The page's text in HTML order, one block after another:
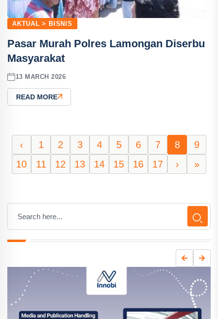
AKTUAL > BISNIS
Pasar Murah Polres Lamongan Diserbu
Masyarakat
13 MARCH 2026
READ MORE
‹ 1 2 3 4 5 6 7 8
9
10
11 12 13 14 15 16 17 › »